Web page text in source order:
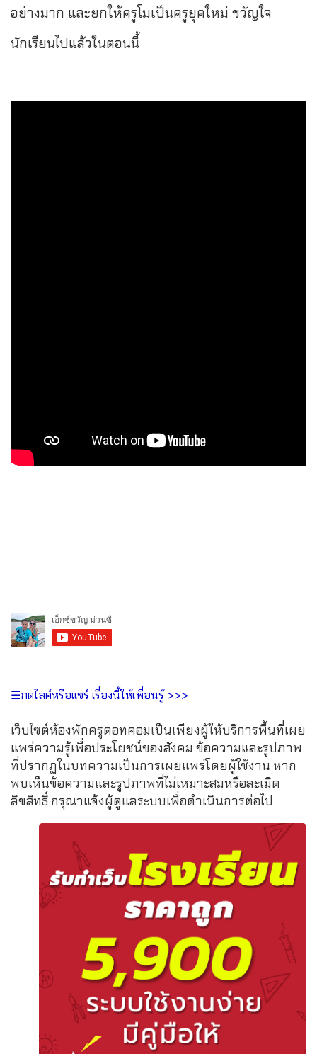
อย่างมาก และยกให้ครูโมเป็นครูยุคใหม่ ขวัญใจ
นักเรียนไปแล้วในตอนนี้
☰กดไลค์หรือแชร์ เรื่องนี้ให้เพื่อนรู้ >>>
เว็บไซต์ห้องพักครูดอทคอมเป็นเพียงผู้ให้บริการพื้นที่เผย
แพร่ความรู้เพื่อประโยชน์ของสังคม ข้อความและรูปภาพ
ที่ปรากฏในบทความเป็นการเผยแพร่โดยผู้ใช้งาน หาก
พบเห็นข้อความและรูปภาพที่ไม่เหมาะสมหรือละเมิด
ลิขสิทธิ์ กรุณาแจ้งผู้ดูแลระบบเพื่อดำเนินการต่อไป